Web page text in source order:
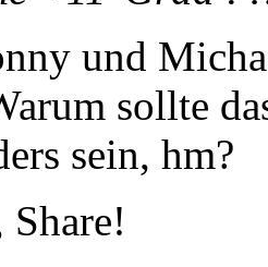
und
sollte
sein, hm?
Share!